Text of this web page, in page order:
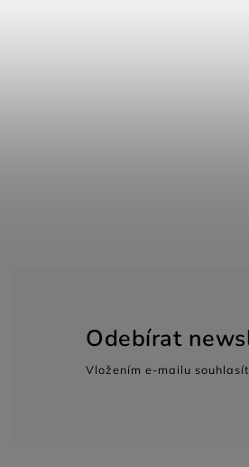
Odebírat
Vložením e-mailu